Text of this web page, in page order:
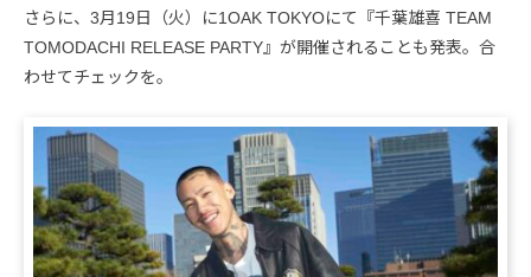
さらに、3月19日（火）に1OAK TOKYOにて『千葉雄喜 TEAM
TOMODACHI RELEASE PARTY』が開催されることも発表。合
わせてチェックを。